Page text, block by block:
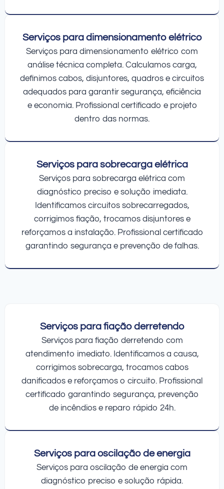
Serviços para dimensionamento elétrico
Serviços para dimensionamento elétrico com
análise técnica completa. Calculamos carga,
definimos cabos, disjuntores, quadros e circuitos
adequados para garantir segurança, eficiência
e economia. Profissional certificado e projeto
dentro das normas.
Serviços para sobrecarga elétrica
Serviços para sobrecarga elétrica com
diagnóstico preciso e solução imediata.
Identificamos circuitos sobrecarregados,
corrigimos fiação, trocamos disjuntores e
reforçamos a instalação. Profissional certificado
garantindo segurança e prevenção de falhas.
Serviços para fiação derretendo
Serviços para fiação derretendo com
atendimento imediato. Identificamos a causa,
corrigimos sobrecarga, trocamos cabos
danificados e reforçamos o circuito. Profissional
certificado garantindo segurança, prevenção
de incêndios e reparo rápido 24h.
Serviços para oscilação de energia
Serviços para oscilação de energia com
diagnóstico preciso e solução rápida.